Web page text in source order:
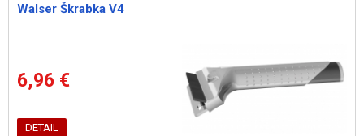
Walser Škrabka V4
6,96 €
DETAIL